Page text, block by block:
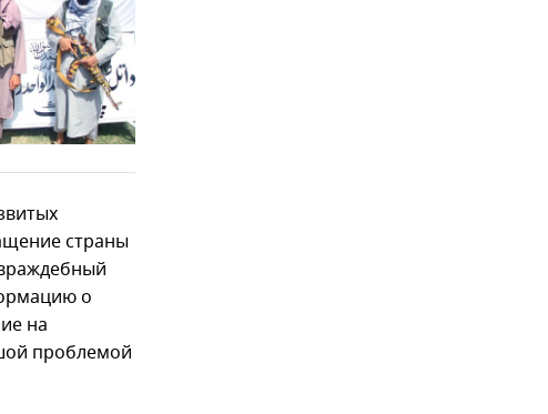
страны
о
на
проблемой